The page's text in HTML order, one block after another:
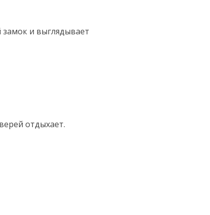
и выглядывает
отдыхает.